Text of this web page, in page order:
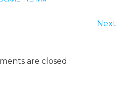
Next
are closed